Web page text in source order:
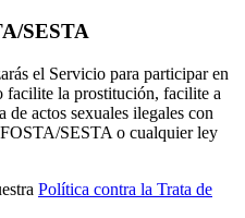
SESTA
el Servicio para participar en
facilite la prostitución, facilite a
actos sexuales ilegales con
SESTA o cualquier ley
Política contra la Trata de